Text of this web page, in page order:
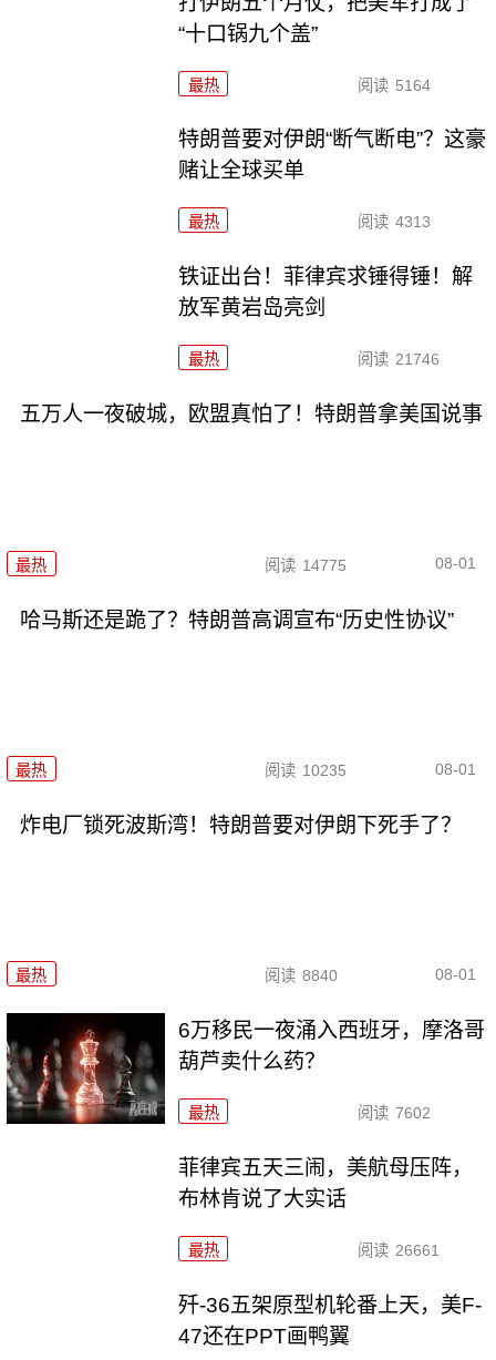
“十口锅九个盖”
最热 阅读 5164
特朗普要对伊朗“断气断电”？这豪
赌让全球买单
最热 阅读 4313
铁证出台！菲律宾求锤得锤！解
放军黄岩岛亮剑
最热 阅读 21746
五万人一夜破城，欧盟真怕了！特朗普拿美国说事
最热 阅读 14775 08-01
哈马斯还是跪了？特朗普高调宣布“历史性协议”
最热 阅读 10235 08-01
炸电厂锁死波斯湾！特朗普要对伊朗下死手了？
最热 阅读 8840 08-01
6万移民一夜涌入西班牙，摩洛哥
葫芦卖什么药？
最热 阅读 7602
菲律宾五天三闹，美航母压阵，
布林肯说了大实话
最热 阅读 26661
歼-36五架原型机轮番上天，美F-
47还在PPT画鸭翼